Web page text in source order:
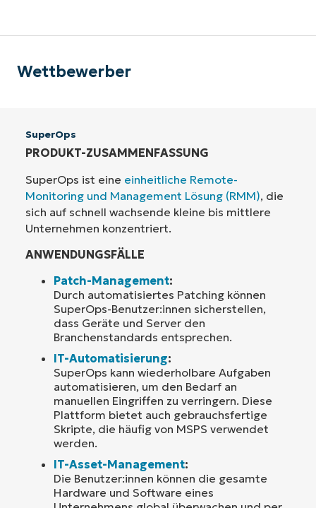
Wettbewerber
SuperOps
PRODUKT-ZUSAMMENFASSUNG
SuperOps ist eine einheitliche Remote-
Monitoring und Management Lösung (RMM), die
sich auf schnell wachsende kleine bis mittlere
Unternehmen konzentriert.
ANWENDUNGSFÄLLE
Patch-Management:
Durch automatisiertes Patching können
SuperOps-Benutzer:innen sicherstellen,
dass Geräte und Server den
Branchenstandards entsprechen.
IT-Automatisierung:
SuperOps kann wiederholbare Aufgaben
automatisieren, um den Bedarf an
manuellen Eingriffen zu verringern. Diese
Plattform bietet auch gebrauchsfertige
Skripte, die häufig von MSPS verwendet
werden.
IT-Asset-Management:
Die Benutzer:innen können die gesamte
Hardware und Software eines